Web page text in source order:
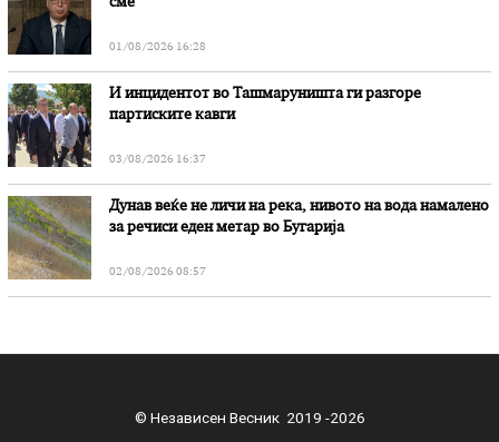
01/08/2026 16:28
И инцидентот во Ташмаруништa ги разгоре
партиските кавги
03/08/2026 16:37
Дунав веќе не личи на река, нивото на вода намалено
за речиси еден метар во Бугарија
02/08/2026 08:57
© Независен Весник 2019 -2026